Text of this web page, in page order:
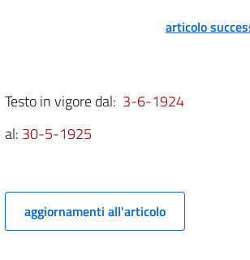
Capo II.
art. 4
art. 5
art. 7
articolo
Testo in vigore dal: 3-6-1924
al: 30-5-1925
aggiornamenti all'articolo